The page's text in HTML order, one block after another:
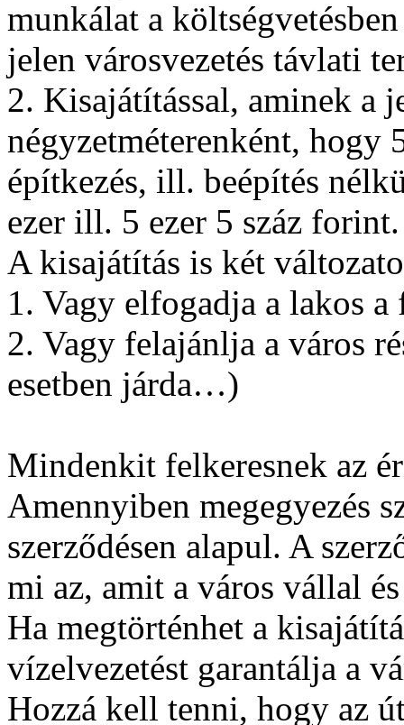
munkálat a
jelen városvezetés távlati
2. Kisajátítással, aminek a
négyzetméterenként, hogy
építkezés, ill. beépítés
ezer ill. 5 ezer 5 száz forint.
A kisajátítás is két
1. Vagy elfogadja a lakos
2. Vagy felajánlja a város
esetben járda…)
Mindenkit felkeresnek az
Amennyiben megegyezés
szerződésen alapul. A
mi az, amit a város vállal
Ha megtörténhet a
vízelvezetést garantálja a
Hozzá kell tenni, hogy az